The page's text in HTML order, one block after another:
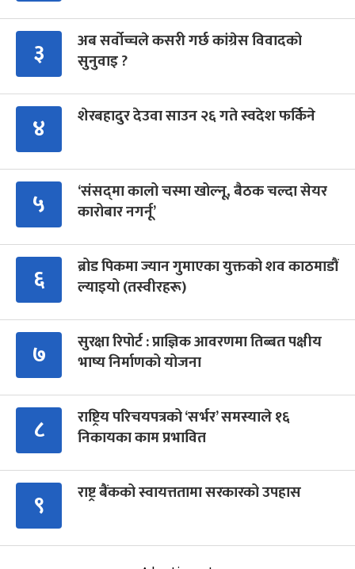
३
अब सर्वोच्चले कसरी गर्छ कांग्रेस विवादको
सुनुवाइ ?
४ शेरबहादुर देउवा साउन २६ गते स्वदेश फर्किने
५
‘संसद्‍मा कालो चस्मा खोल्नू, बैठक चल्दा सेयर
कारोबार नगर्नू’
६
ब्रोड पिकमा ज्यान गुमाएका युक्तको शव काठमाडौं
ल्याइयो (तस्वीरहरू)
७
सुरक्षा रिपोर्ट : प्राज्ञिक आवरणमा तिब्बत पक्षीय
भाष्य निर्माणको योजना
८
राष्ट्रिय परिचयपत्रको ‘सर्भर’ समस्याले १६
निकायका काम प्रभावित
९ राष्ट्र बैंकको स्वायत्ततामा सरकारको उपहास